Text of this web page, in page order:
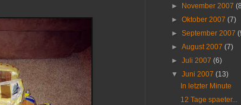
►
November 2007
►Oktober 2007(7)
►September 2007
►August 2007(7)
►Juli 2007(6)
▼Juni 2007(13)
In letzter Minute
12 Tage spaeter...